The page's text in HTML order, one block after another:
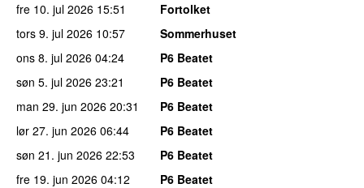
fre 10. jul 2026 15:51
Fortolket
tors 9. jul 2026 10:57
Sommerhuset
ons 8. jul 2026 04:24
P6 Beatet
søn 5. jul 2026 23:21
P6 Beatet
man 29. jun 2026 20:31
P6 Beatet
lør 27. jun 2026 06:44
P6 Beatet
søn 21. jun 2026 22:53
P6 Beatet
fre 19. jun 2026 04:12
P6 Beatet